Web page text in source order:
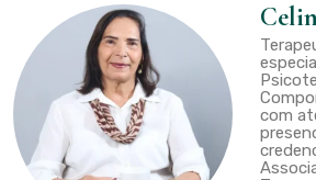
com